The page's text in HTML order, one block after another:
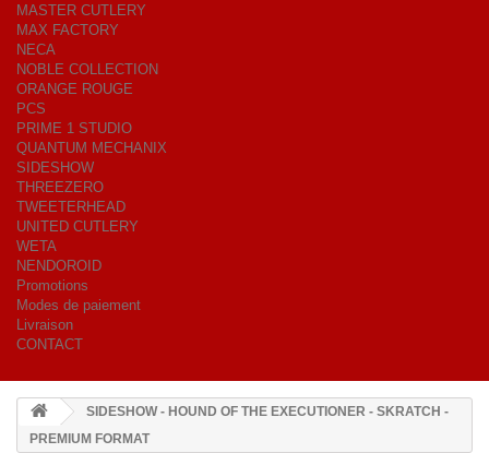
MASTER CUTLERY
MAX FACTORY
NECA
NOBLE COLLECTION
ORANGE ROUGE
PCS
PRIME 1 STUDIO
QUANTUM MECHANIX
SIDESHOW
THREEZERO
TWEETERHEAD
UNITED CUTLERY
WETA
NENDOROID
Promotions
Modes de paiement
Livraison
CONTACT
SIDESHOW - HOUND OF THE EXECUTIONER - SKRATCH -
PREMIUM FORMAT